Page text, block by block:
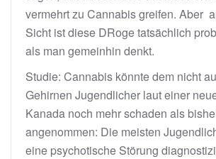
vermehrt zu Cannabis greifen. Aber
Sicht ist diese DRoge tatsächlich
als man gemeinhin denkt.
Studie: Cannabis könnte dem nicht
Gehirnen Jugendlicher laut einer
Kanada noch mehr schaden als
angenommen: Die meisten
eine psychotische Störung